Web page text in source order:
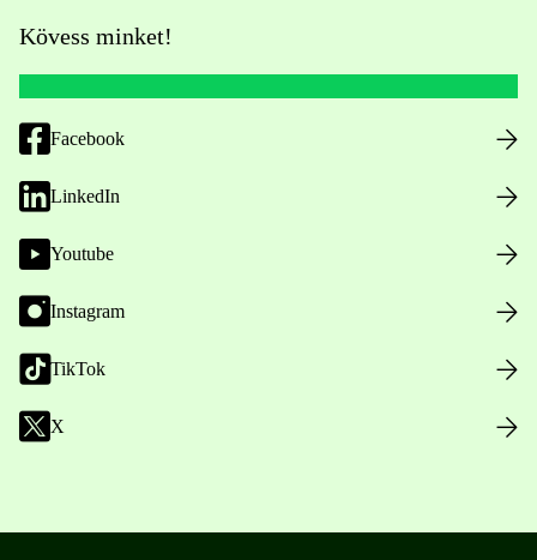
Kövess minket!
Facebook
LinkedIn
Youtube
Instagram
TikTok
X